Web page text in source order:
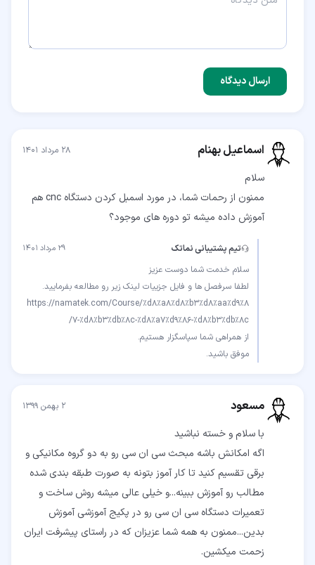
ارسال دیدگاه
اسماعیل بهنام ۲۸ مرداد ۱۴۰۱
ممنون از رحمات شما، در مورد اسمبل کردن دستگاه cnc هم
آموزش داده میشه تو دوره های موجود؟
تیم پشتیبانی نماتک ۲۹ مرداد ۱۴۰۱
https://namatek.com/Course/%d8%a8%d8%b3%d8%aa%d9%8
موفق باشید.
مسعود ۲ بهمن ۱۳۹۹
اگه امکانش باشه مبحث سی ان سی رو به دو گروه مکانیکی و
برقی تقسیم کنید تا کار آموز بتونه به صورت طبقه بندی شده
مطالب رو آموزش ببینه...و خیلی عالی میشه روش ساخت و
تعمیرات دستگاه سی ان سی رو در پکیج آموزشی آموزش
بدین...ممنون به همه شما عزیزان که در راستای پیشرفت ایران
زحمت میکشین.